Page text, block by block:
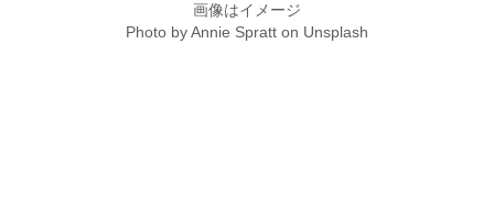
画像はイメージ
Photo by Annie Spratt on Unsplash